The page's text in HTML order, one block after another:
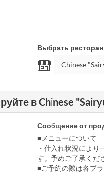
Выбрать ресторан
в Chinese
Сообщение от
■メニューについて
・仕入れ状況によ
す。予めご了承くだ
■ご予約の際は各プ